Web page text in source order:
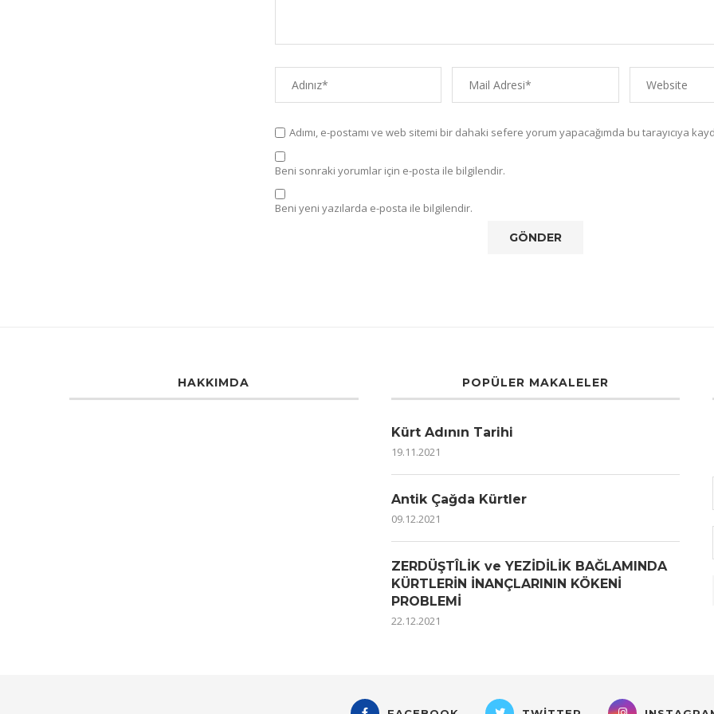
Adımı, e-postamı ve web sitemi bir dahaki sefere yorum yapacağımda bu tarayıcıya
Beni sonraki yorumlar için e-posta ile bilgilendir.
Beni yeni yazılarda e-posta ile bilgilendir.
HAKKIMDA POPÜLER MAKALELER
Kürt Adının Tarihi
19.11.2021
Antik Çağda Kürtler
09.12.2021
ZERDÜŞTÎLİK ve YEZİDİLİK BAĞLAMINDA
KÜRTLERİN İNANÇLARININ KÖKENİ
PROBLEMİ
22.12.2021